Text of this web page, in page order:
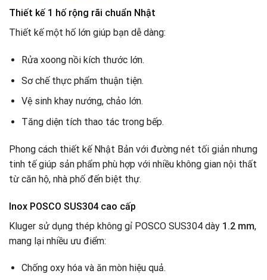
Thiết kế 1 hố rộng rãi chuẩn Nhật
Thiết kế một hố lớn giúp bạn dễ dàng:
Rửa xoong nồi kích thước lớn.
Sơ chế thực phẩm thuận tiện.
Vệ sinh khay nướng, chảo lớn.
Tăng diện tích thao tác trong bếp.
Phong cách thiết kế Nhật Bản với đường nét tối giản nhưng
tinh tế giúp sản phẩm phù hợp với nhiều không gian nội thất
từ căn hộ, nhà phố đến biệt thự.
Inox POSCO SUS304 cao cấp
Kluger sử dụng thép không gỉ POSCO SUS304 dày 1.2 mm,
mang lại nhiều ưu điểm:
Chống oxy hóa và ăn mòn hiệu quả.